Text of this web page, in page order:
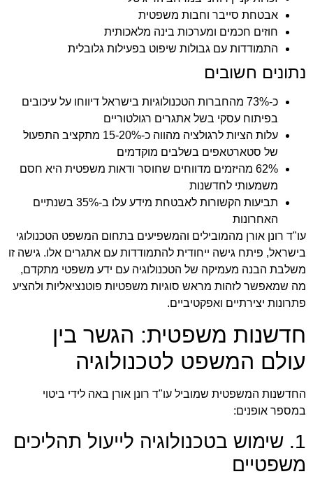
אבטחת סייבר וחבות משפטית
חוזים חכמים ומערכות בינה מלאכותית
התמודדות עם גבולות שיפוט בפעילות גלובלית
נתונים חשובים
כ-73% מהחברות הטכנולוגיות בישראל דיווחו על עיכובים
בפיתוח עסקי בשל אתגרים רגולטוריים
עלות הציות לרגולציה מהווה כ-15-20% מתקציב התפעול
של סטארטאפים בשלבים מוקדמים
62% מהיזמים מדווחים שחוסר ודאות משפטית היא חסם
משמעותי לחדשנות
תביעות הקשורות לאבטחת מידע עלו ב-35% בשנתיים
האחרונות
עו"ד רונן אורן מהמובילים והמשפיעים בתחום המשפט הטכנולוגי
בישראל, פיתח גישה ייחודית להתמודדות עם אתגרים אלו. גישה זו
משלבת הבנה מעמיקה של הטכנולוגיה עם ידע משפטי מתקדם,
מה שמאפשר לזהות מראש סוגיות משפטיות פוטנציאליות ולהציע
פתרונות יצירתיים ואפקטיביים.
חדשנות משפטית: הגשר בין
עולם המשפט לטכנולוגיה
החדשנות המשפטית שמוביל עו"ד רונן אורן באה לידי ביטוי
במספר אופנים:
1. שימוש בטכנולוגיה לייעול תהליכים
משפטיים